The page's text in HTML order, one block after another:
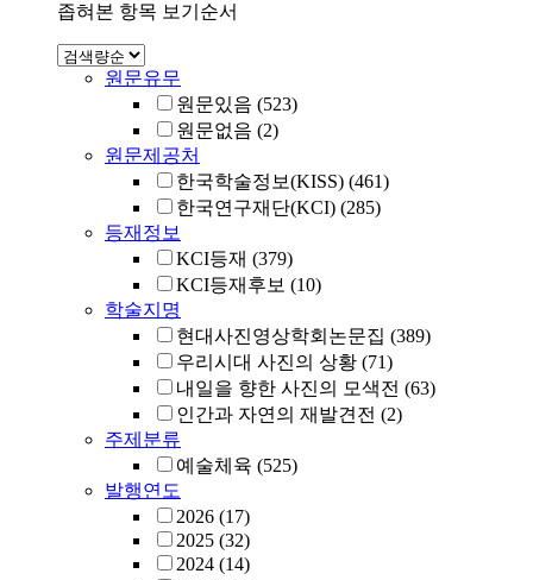
좁혀본 항목 보기순서
원문유무
원문있음 (523)
원문없음 (2)
원문제공처
한국학술정보(KISS) (461)
한국연구재단(KCI) (285)
등재정보
KCI등재 (379)
KCI등재후보 (10)
학술지명
현대사진영상학회논문집 (389)
우리시대 사진의 상황 (71)
내일을 향한 사진의 모색전 (63)
인간과 자연의 재발견전 (2)
주제분류
예술체육 (525)
발행연도
2026 (17)
2025 (32)
2024 (14)